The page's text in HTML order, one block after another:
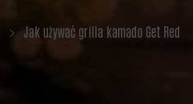
Jak używać grilla kamado Get Red